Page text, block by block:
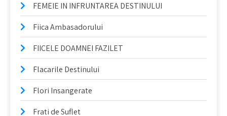
FEMEIE IN INFRUNTAREA DESTINULUI
Fiica Ambasadorului
FIICELE DOAMNEI FAZILET
Flacarile Destinului
Flori Insangerate
Frati de Suflet